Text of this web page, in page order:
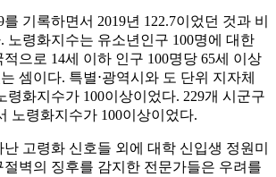
기록하면서 2019년 122.7이었던 것과 비
노령화지수는 유소년인구 100명에 대한
으로 14세 이하 인구 100명당 65세 이상
셈이다. 특별⋅광역시와 도 단위 지자체
령화지수가 100이상이었다. 229개 시군구
노령화지수가 100이상이었다.
고령화 신호들 외에 대학 신입생 정원미
벽의 징후를 감지한 전문가들은 우려를